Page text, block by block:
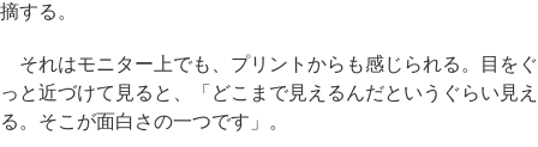
摘する。
それはモニター上でも、プリントからも感じられる。目をぐ
っと近づけて見ると、「どこまで見えるんだというぐらい見え
る。そこが面白さの一つです」。